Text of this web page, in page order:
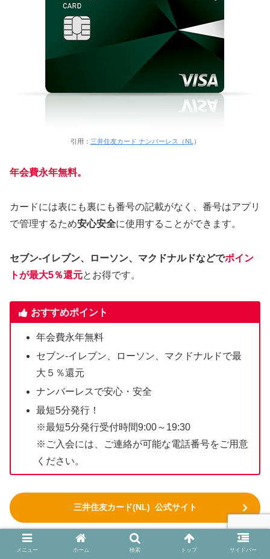
引用： 三井住友カード ナンバーレス（NL ）
年会費永年無料。
カードには表にも裏にも番号の記載がなく、番号はアプリ
で管理するため安心安全に使用することができます。
セブン-イレブン、ローソン、マクドナルドなどでポイン
トが最大5％還元とお得です。
おすすめポイント
年会費永年無料
セブン-イレブン、ローソン、マクドナルドで最
大５％還元
ナンバーレスで安心・安全
最短5分発行！
※最短5分発行受付時間9:00～19:30
※ご入会には、ご連絡が可能な電話番号をご用意
ください。
三井住友カード(NL) 公式サイト
>> 三井住友カード（NL）のメリットや実際の審査時間を
メニュー ホーム 検索 トップ サイドバー